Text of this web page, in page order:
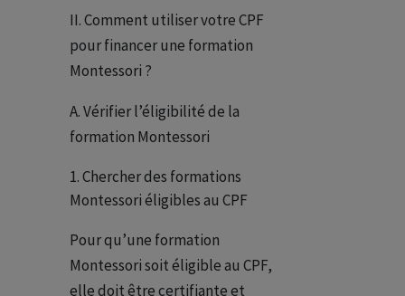
II. Comment utiliser votre CPF
pour financer une formation
Montessori ?
A. Vérifier l’éligibilité de la
formation Montessori
Chercher des formations
Montessori éligibles au CPF
Pour qu’une formation
Montessori soit éligible au CPF,
elle doit être certifiante et